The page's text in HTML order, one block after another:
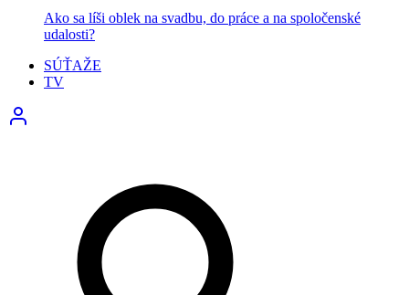
Ako sa líši oblek na svadbu, do práce a na spoločenské
udalosti?
SÚŤAŽE
TV